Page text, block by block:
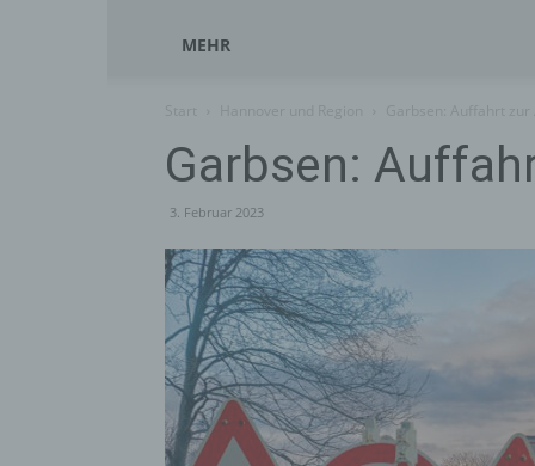
MEHR
Garbsen:
3. Februar 2023